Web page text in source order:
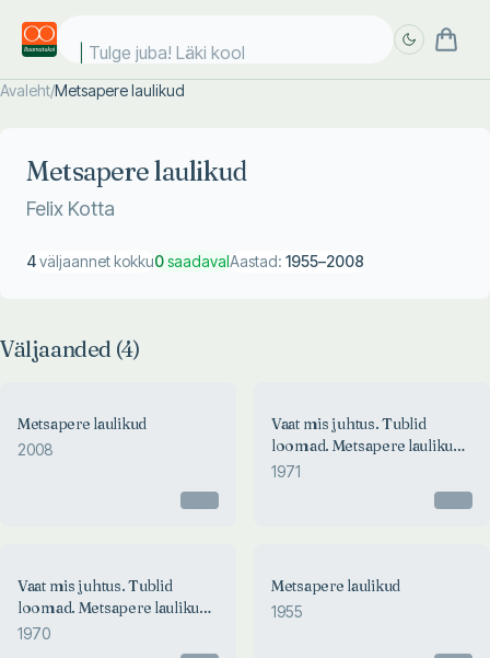
Tulge juba! Läki kooli
Avaleht/Metsapere laulikud
Metsapere laulikud
Felix Kotta
4väljaannet kokku0saadavalAastad: 1955–2008
Väljaanded (4)
Metsapere laulikud
2008
Vaat mis juhtus. Tublid
loomad. Metsapere laulikud.
Hiirejaht
1971
Vaat mis juhtus. Tublid
loomad. Metsapere laulikud.
Hiirejaht
1970
Metsapere laulikud
1955